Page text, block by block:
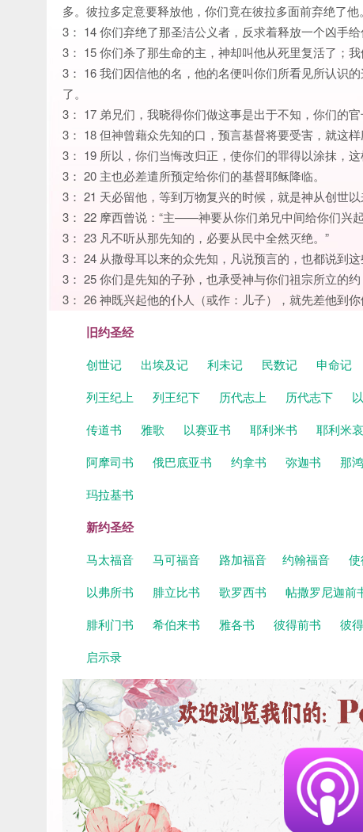
多。彼拉多定意要释放他，你们竟在彼拉多面前弃绝了他。
3： 14 你们弃绝了那圣洁公义者，反求着释放一个凶手给
3： 15 你们杀了那生命的主，神却叫他从死里复活了；我
3： 16 我们因信他的名，他的名便叫你们所看见所认识
了。
3： 17 弟兄们，我晓得你们做这事是出于不知，你们的
3： 18 但神曾藉众先知的口，预言基督将要受害，就这样
3： 19 所以，你们当悔改归正，使你们的罪得以涂抹，
3： 20 主也必差遣所预定给你们的基督耶稣降临。
3： 21 天必留他，等到万物复兴的时候，就是神从创世以
3： 22 摩西曾说：“主——神要从你们弟兄中间给你们兴
3： 23 凡不听从那先知的，必要从民中全然灭绝。”
3： 24 从撒母耳以来的众先知，凡说预言的，也都说到这
3： 25 你们是先知的子孙，也承受神与你们祖宗所立的
3： 26 神既兴起他的仆人（或作：儿子），就先差他到
旧约圣经
创世记 出埃及记 利未记 民数记 申命记
列王纪上
列王纪下 历代志上 历代志下
传道书
雅歌 以赛亚书 耶利米书 耶利米
阿摩司书
俄巴底亚书 约拿书 弥迦书 那
玛拉基书
新约圣经
马太福音 马可福音 路加福音 约翰福音
以弗所书
腓立比书 歌罗西书 帖撒罗尼迦前
腓利门书
希伯来书 雅各书 彼得前书 彼
启示录